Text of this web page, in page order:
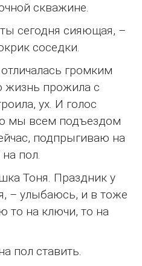
скважине.
сегодня сияющая, –
соседки.
громким
жизнь прожила с
ух. И голос
мы всем подъездом
подпрыгиваю на
пол.
Тоня. Праздник у
– улыбаюсь, и в тоже
то на ключи, то на
пол ставить.